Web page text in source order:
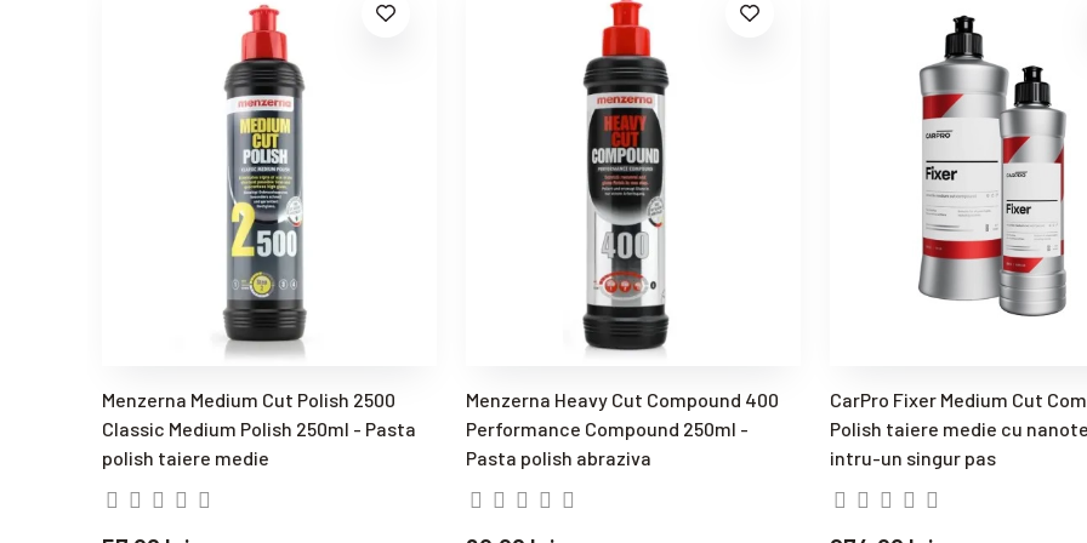
Menzerna Medium Cut Polish 2500
Classic Medium Polish 250ml - Pasta
polish taiere medie
Menzerna Heavy Cut Compound 400
Performance Compound 250ml -
Pasta polish abraziva
CarPro Fixer Medium Cut
Polish taiere medie cu
intru-un singur pas